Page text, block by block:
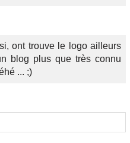
ont trouve le logo ailleurs
blog plus que très connu
... ;)